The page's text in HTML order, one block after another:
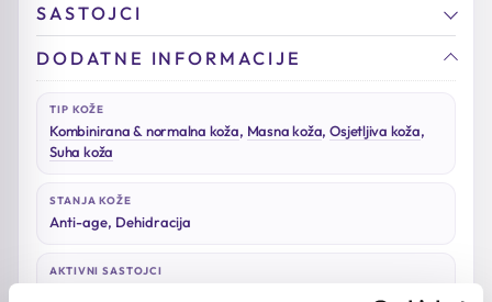
SASTOJCI
DODATNE INFORMACIJE
TIP KOŽE
Kombinirana & normalna koža, Masna koža,Osjetljiva koža,
Suha koža
STANJA KOŽE
Anti-age, Dehidracija
AKTIVNI SASTOJCI